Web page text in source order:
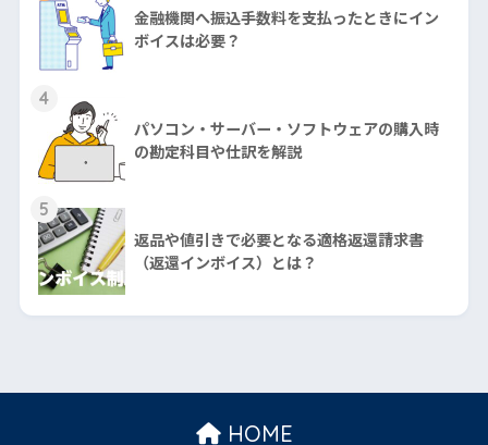
金融機関へ振込手数料を支払ったときにイン
ボイスは必要？
4
パソコン・サーバー・ソフトウェアの購入時
の勘定科目や仕訳を解説
5
返品や値引きで必要となる適格返還請求書
（返還インボイス）とは？
HOME